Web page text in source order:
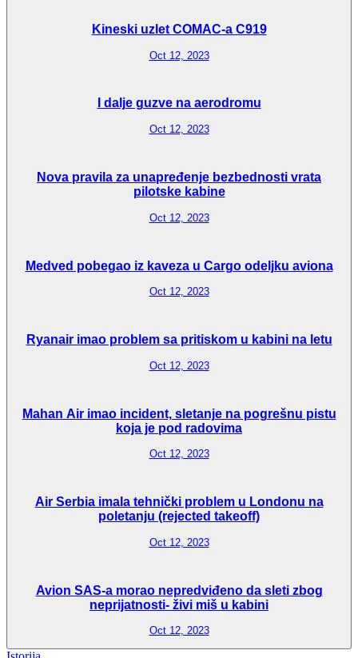
Kineski uzlet COMAC-a C919
Oct 12, 2023
I dalje guzve na aerodromu
Oct 12, 2023
Nova pravila za unapređenje bezbednosti vrata
pilotske kabine
Oct 12, 2023
Medved pobegao iz kaveza u Cargo odeljku aviona
Oct 12, 2023
Ryanair imao problem sa pritiskom u kabini na letu
Oct 12, 2023
Mahan Air imao incident, sletanje na pogrešnu pistu
koja je pod radovima
Oct 12, 2023
Air Serbia imala tehnički problem u Londonu na
poletanju (rejected takeoff)
Oct 12, 2023
Avion SAS-a morao nepredviđeno da sleti zbog
neprijatnosti- živi miš u kabini
Oct 12, 2023